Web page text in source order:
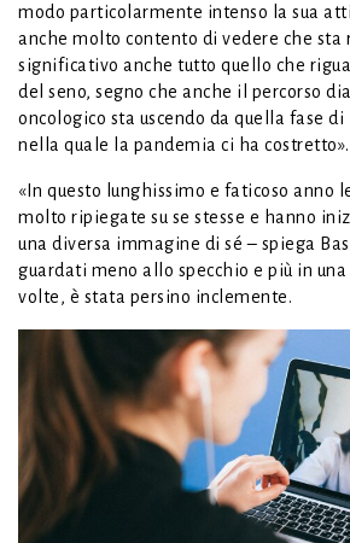
modo particolarmente intenso la sua
anche molto contento di vedere che sta
significativo anche tutto quello che
del seno, segno che anche il percorso
oncologico sta uscendo da quella fase
nella quale la pandemia ci ha costretto».
«In questo lunghissimo e faticoso anno
molto ripiegate su se stesse e hanno
una diversa immagine di sé – spiega
guardati meno allo specchio e più in
volte, è stata persino inclemente.